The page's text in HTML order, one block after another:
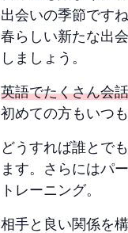
出会いの季節ですね
春らしい新たな出
しましょう。
英語でたくさん会
初めての方もいつ
どうすれば誰とで
ます。さらにはパ
トレーニング。
相手と良い関係を